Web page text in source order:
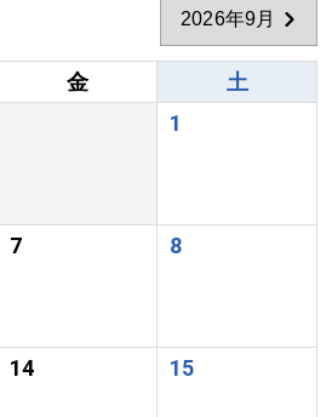
2026年9月
金
土
1
7 8
14 15